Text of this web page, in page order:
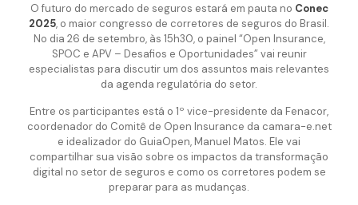
O futuro do mercado de seguros estará em pauta no Conec
2025, o maior congresso de corretores de seguros do Brasil.
No dia 26 de setembro, às 15h30, o painel “Open Insurance,
SPOC e APV – Desafios e Oportunidades” vai reunir
especialistas para discutir um dos assuntos mais relevantes
da agenda regulatória do setor.
Entre os participantes está o 1º vice-presidente da Fenacor,
coordenador do Comitê de Open Insurance da camara-e.net
e idealizador do GuiaOpen, Manuel Matos. Ele vai
compartilhar sua visão sobre os impactos da transformação
digital no setor de seguros e como os corretores podem se
preparar para as mudanças.